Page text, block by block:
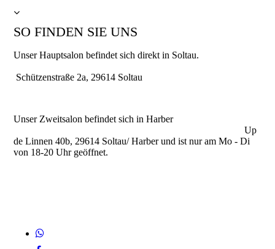
SO FINDEN SIE UNS
Unser Hauptsalon befindet sich direkt in Soltau.
Schützenstraße 2a, 29614 Soltau
Unser Zweitsalon befindet sich in Harber
Up
de Linnen 40b, 29614 Soltau/ Harber und ist nur am Mo - Di
von 18-20 Uhr geöffnet.